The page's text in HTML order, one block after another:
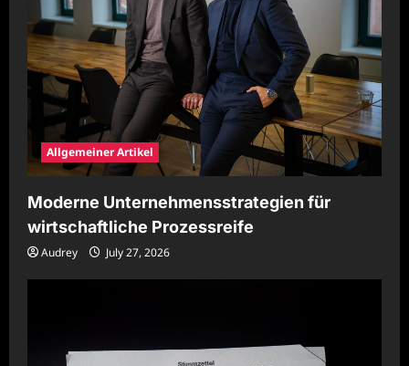
Allgemeiner Artikel
Moderne Unternehmensstrategien für
wirtschaftliche Prozessreife
Audrey July 27, 2026